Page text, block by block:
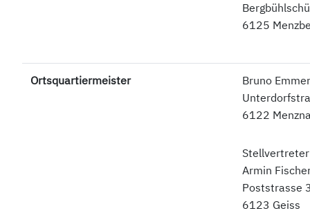
6125
Ortsquartiermeister
Bruno
6122
Armin
Poststrasse
6123 Geiss